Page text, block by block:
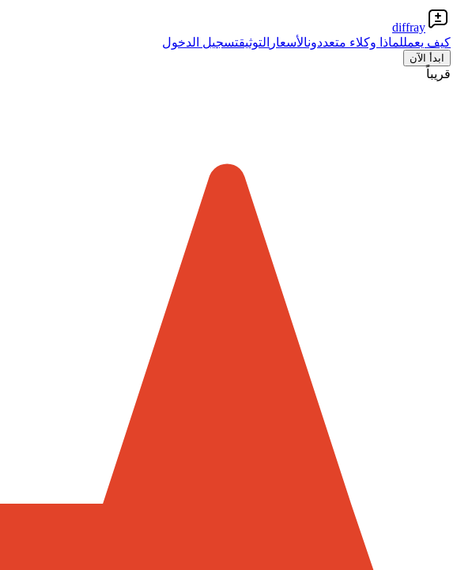
diffray
كيف يعمللماذا وكلاء متعددونالأسعار التوثيقتسجيل الدخول
ابدأ الآن
قريباً